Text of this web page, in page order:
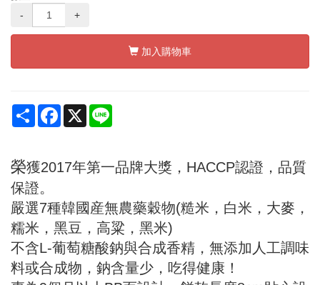
-
+
加入購物車
Share Facebook
X
榮獲2017年第一品牌大獎，HACCP認證，品質
保證。
嚴選7種韓國産無農藥穀物(糙米，白米，大麥，
糯米，黑豆，高粱，黑米)
不含L-葡萄糖酸鈉與合成香精，無添加人工調味
料或合成物，鈉含量少，吃得健康！